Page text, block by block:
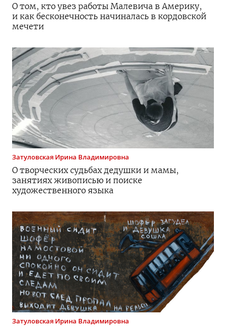
О том, кто увез работы Малевича в Америку,
и как бесконечность начиналась в кордовской
мечети
Затуловская Ирина Владимировна
О творческих судьбах дедушки и мамы,
занятиях живописью и поиске
художественного языка
Затуловская Ирина Владимировна